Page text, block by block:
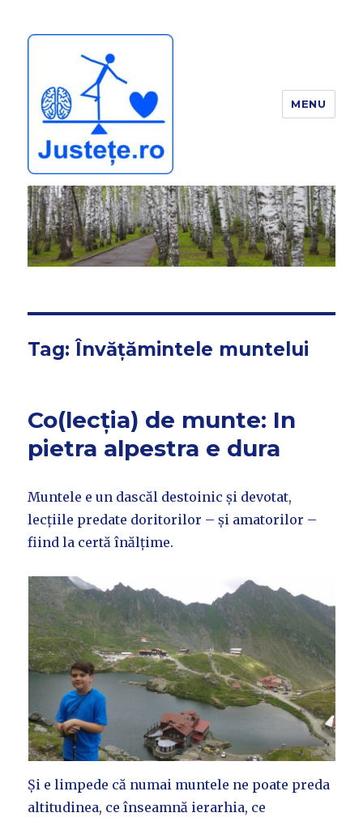
JUSTEȚE
MENU
Tag: Învățămintele muntelui
Co(lecția) de munte: In
pietra alpestra e dura
Muntele e un dascăl destoinic și devotat,
lecțiile predate doritorilor – și amatorilor –
fiind la certă înălțime.
Și e limpede că numai muntele ne poate preda
altitudinea, ce înseamnă ierarhia, ce